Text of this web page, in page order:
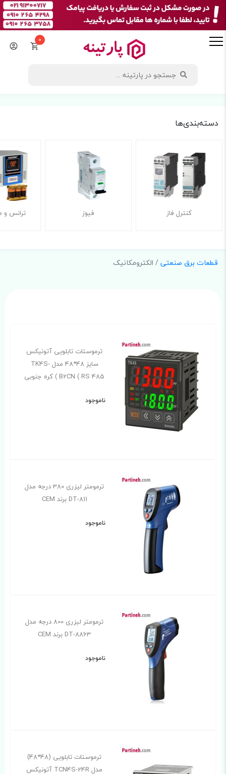
0
دسته‌بندی‌ها
کنترل فاز فیوز ترانس و
قطعات برق صنعتی/ الکترومکانیک
ترموستات تابلویی آتونیکس
سایز 48*48 مدل TK4S-
B2CN ( RS 485 ) کره جنوبی
ناموجود
ترمومتر لیزری 380 درجه مدل
DT-811 برند CEM
ناموجود
ترمومتر لیزری 800 درجه مدل
DT-8863 برند CEM
ناموجود
ترموستات تابلویی (48*48)
مدل TCN4S-24R آتونیکس